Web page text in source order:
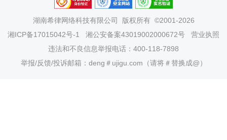
湖南希律网络科技有限公司
版权所有 ©2001-2026
湘ICP备17015042号-1
湘公安备案43019002000672号
营业执照
违法和不良信息举报电话：400-118-7898
举报/反馈/投诉邮箱：deng＃ujigu.com（请将＃替换成@）